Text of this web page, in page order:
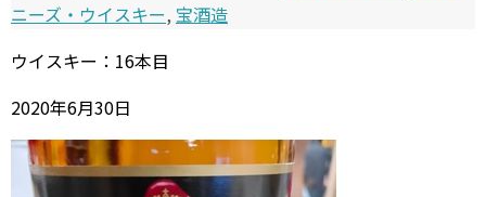
ニーズ・ウイスキー, 宝酒造
ウイスキー：16本目
2020年6月30日